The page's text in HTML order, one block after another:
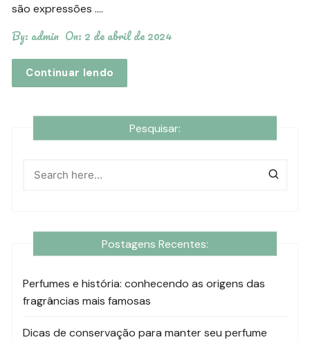
são expressões ….
By: admin On: 2 de abril de 2024
Continuar lendo
Pesquisar:
Postagens Recentes:
Perfumes e história: conhecendo as origens das
fragrâncias mais famosas
Dicas de conservação para manter seu perfume